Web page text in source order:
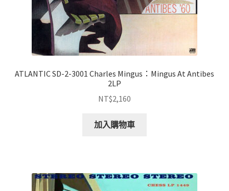
ATLANTIC SD-2-3001 Charles Mingus：Mingus At Antibes
2LP
NT$2,160
加入購物車